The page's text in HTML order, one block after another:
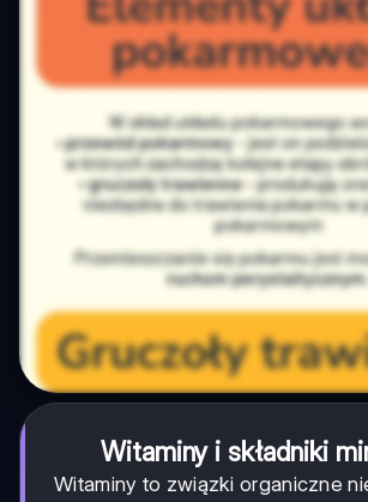
Witaminy i składniki
Witaminy to związki organiczne